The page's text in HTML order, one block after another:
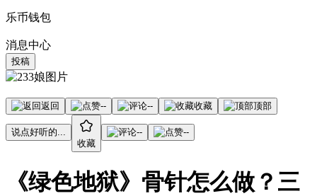
乐币钱包
消息中心
投稿
返回 -- -- 收藏 顶部
说点好听的...
收藏
-- --
《绿色地狱》骨针怎么做？三